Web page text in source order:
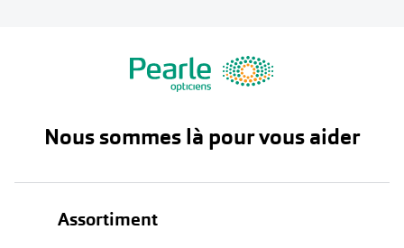
Nous sommes là pour vous aider
Assortiment